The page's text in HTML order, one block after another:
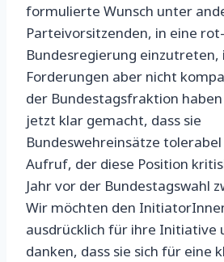
formulierte Wunsch unter
Parteivorsitzenden, in eine
Bundesregierung einzutreten,
Forderungen aber nicht
der Bundestagsfraktion
jetzt klar gemacht, dass sie
Bundeswehreinsätze tolerabel
Aufruf, der diese Position
Jahr vor der Bundestagswahl
Wir möchten den
ausdrücklich für ihre Initiative
danken, dass sie sich für eine